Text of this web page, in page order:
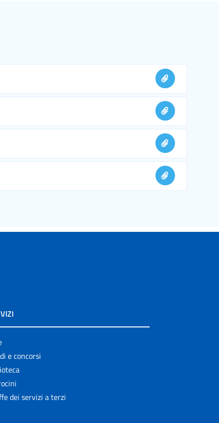
e concorsi
dei servizi a terzi